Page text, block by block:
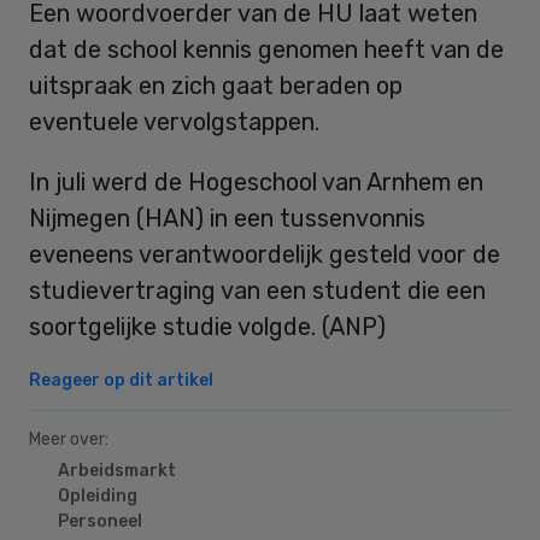
Een woordvoerder van de HU laat weten
dat de school kennis genomen heeft van de
uitspraak en zich gaat beraden op
eventuele vervolgstappen.
In juli werd de Hogeschool van Arnhem en
Nijmegen (HAN) in een tussenvonnis
eveneens verantwoordelijk gesteld voor de
studievertraging van een student die een
soortgelijke studie volgde. (ANP)
Reageer op dit artikel
Meer over:
Arbeidsmarkt
Opleiding
Personeel